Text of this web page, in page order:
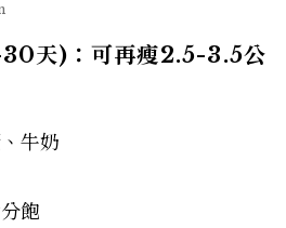
天)：可再瘦2.5-3.5公
牛奶
飽